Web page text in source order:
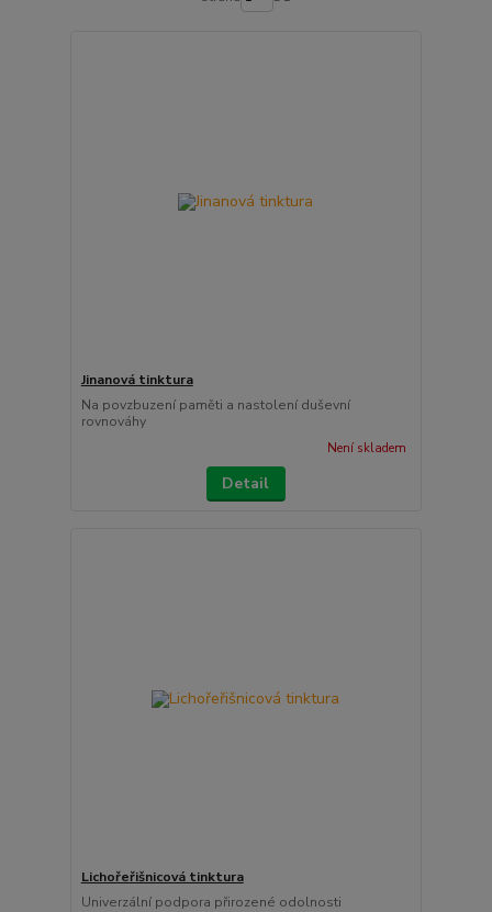
Jinanová tinktura
Na povzbuzení paměti a nastolení duševní
rovnováhy
Není skladem
Detail
Lichořeřišnicová tinktura
Univerzální podpora přirozené odolnosti